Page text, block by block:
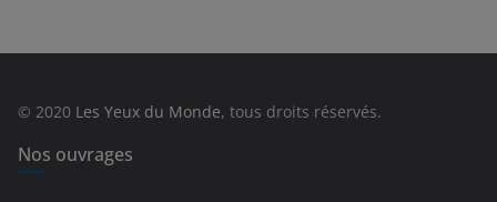
e
s
© 2020 Les Yeux du Monde, tous droits réservés.
Nos ouvrages